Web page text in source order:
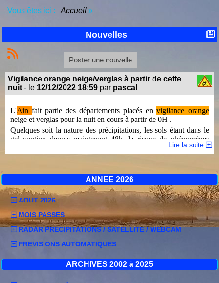
ANNEE 2026
AOUT 2026
MOIS PASSES
RADAR PRECIPITATIONS / SATELLITE / WEBCAM
PREVISIONS AUTOMATIQUES
ARCHIVES 2002 à 2025
Vous êtes ici : Accueil »
Nouvelles
Poster une nouvelle
Vigilance orange neige/verglas à partir de cette
nuit - le 12/12/2022 18:59par pascal
L'Ain fait partie des départements placés envigilance orange
neige et verglas pour la nuit en cours à partir de 0H .
Quelques soit la nature des précipitations, les sols étant dans le
gel continu depuis maintenant 48h, le risque de phénomènes
Lire la suite